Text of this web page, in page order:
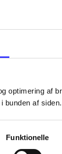
optimering af
bunden af
Funktionelle